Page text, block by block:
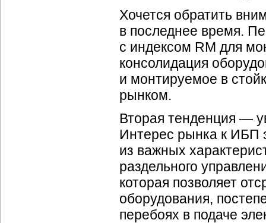
Хочется обратить
в последнее время.
с индексом RM для
консолидация
и монтируемое в
рынком.
Вторая тенденция —
Интерес рынка к ИБП
из важных
раздельного
которая позволяет
оборудования,
перебоях в подаче